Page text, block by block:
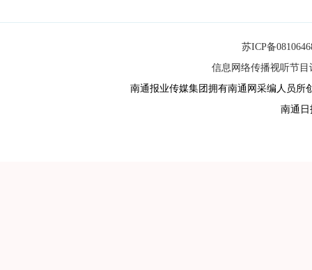
苏ICP备
信息网络传播视听节目
南通报业传媒集团拥有南通网采编人员所
南通日